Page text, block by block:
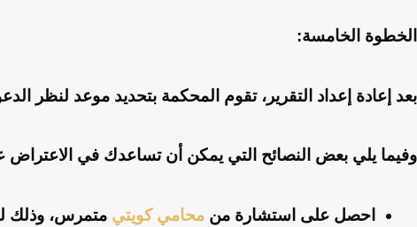
الخطوة الخامسة:
بعد إعادة إعداد التقرير، تقوم المحكمة بتحديد موعد لنظر
وفيما يلي بعض النصائح التي يمكن أن تساعدك في
احصل على استشارة منمحامي كويتي متمرس، وذلك